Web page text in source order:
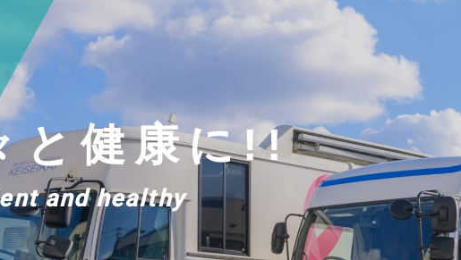
と健康に!!
and healthy